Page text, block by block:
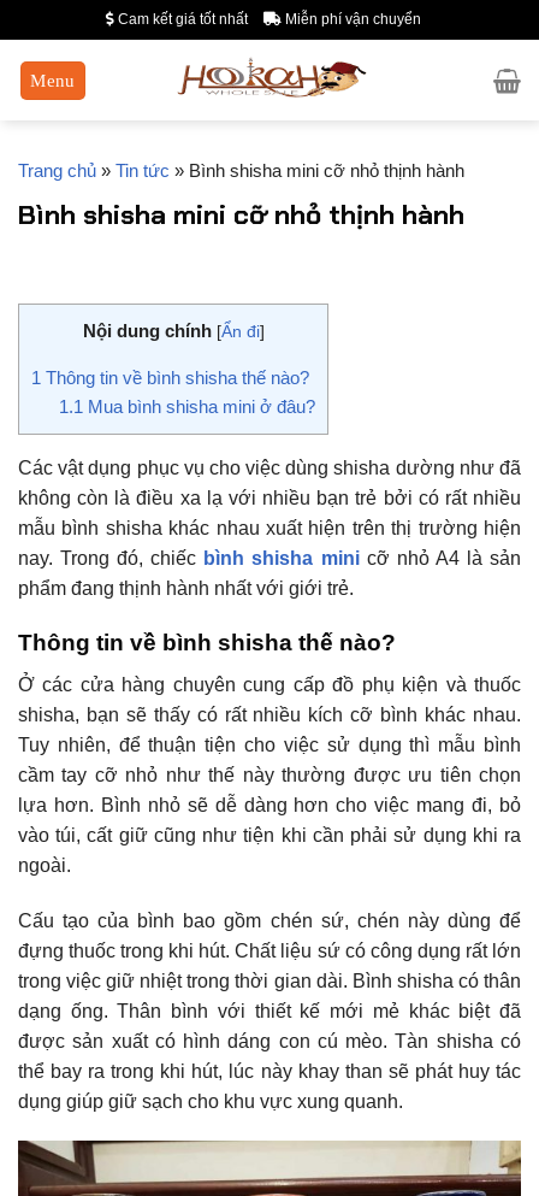
đến
dung
Cam kết giá tốt nhất Miễn phí vận chuyển
Trang chủ » Tin tức » Bình shisha mini cỡ nhỏ thịnh hành
Bình shisha mini cỡ nhỏ thịnh hành
Nội dung chính [Ẩn đi]
1 Thông tin về bình shisha thế nào?
1.1 Mua bình shisha mini ở đâu?
Các vật dụng phục vụ cho việc dùng shisha dường như đã
không còn là điều xa lạ với nhiều bạn trẻ bởi có rất nhiều
mẫu bình shisha khác nhau xuất hiện trên thị trường hiện
nay. Trong đó, chiếc bình shisha minicỡ nhỏ A4 là sản
phẩm đang thịnh hành nhất với giới trẻ.
Thông tin về bình shisha thế nào?
Ở các cửa hàng chuyên cung cấp đồ phụ kiện và thuốc
shisha, bạn sẽ thấy có rất nhiều kích cỡ bình khác nhau.
Tuy nhiên, để thuận tiện cho việc sử dụng thì mẫu bình
cầm tay cỡ nhỏ như thế này thường được ưu tiên chọn
lựa hơn. Bình nhỏ sẽ dễ dàng hơn cho việc mang đi, bỏ
vào túi, cất giữ cũng như tiện khi cần phải sử dụng khi ra
ngoài.
Cấu tạo của bình bao gồm chén sứ, chén này dùng để
đựng thuốc trong khi hút. Chất liệu sứ có công dụng rất lớn
trong việc giữ nhiệt trong thời gian dài. Bình shisha có thân
dạng ống. Thân bình với thiết kế mới mẻ khác biệt đã
được sản xuất có hình dáng con cú mèo. Tàn shisha có
thể bay ra trong khi hút, lúc này khay than sẽ phát huy tác
dụng giúp giữ sạch cho khu vực xung quanh.